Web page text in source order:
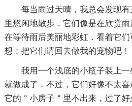
每当雨过天晴，我总会发现
里悠闲地散步．它们像是在欣赏
在等待雨后美丽地彩虹．看着它
想：把它们请回去做我的宠物吧！
我用一个浅底的小瓶子装上
就做成了．不过，它们好像不太
它的＂小房子＂里不出来，过了